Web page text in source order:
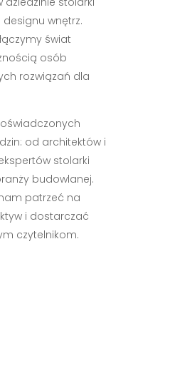
wnętrz.
świat
osób
rozwiązań dla
od architektów i
stolarki
budowlanej.
patrzeć na
i dostarczać
czytelnikom.